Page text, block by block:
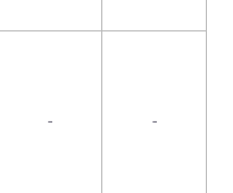
- -